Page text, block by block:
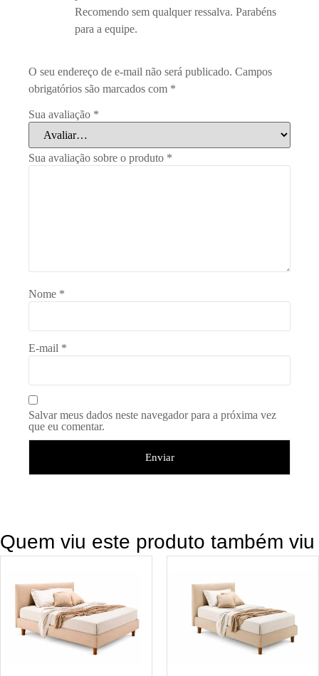
Recomendo sem qualquer ressalva. Parabéns
para a equipe.
O seu endereço de e-mail não será publicado. Campos
obrigatórios são marcados com *
Sua avaliação *
Sua avaliação sobre o produto *
Nome *
E-mail *
Salvar meus dados neste navegador para a próxima vez
que eu comentar.
Quem viu este produto também viu